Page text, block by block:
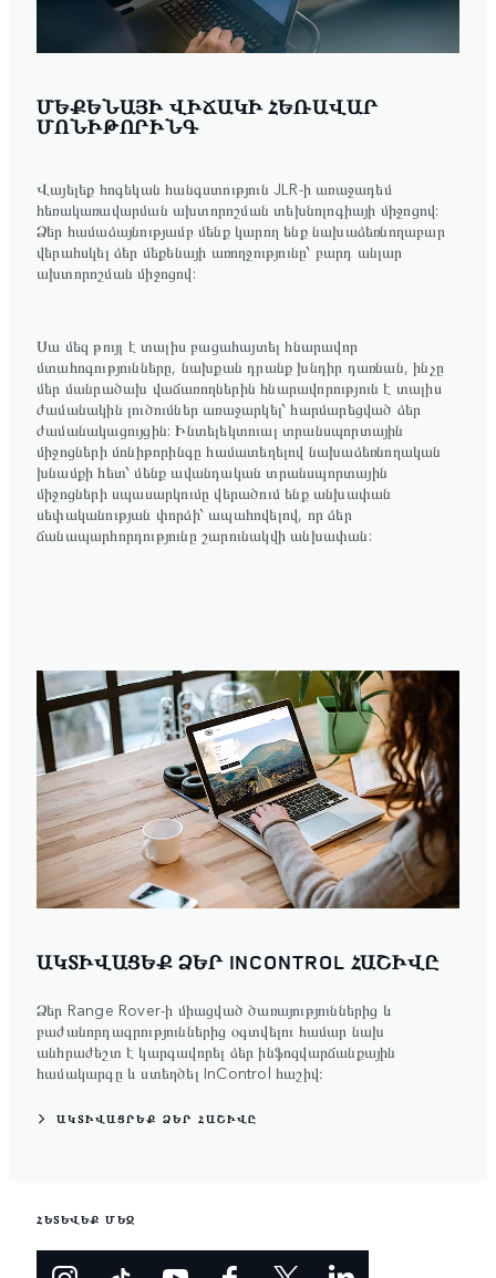
ՄԵՔԵՆԱՅԻ ՎԻՃԱԿԻ ՀԵՌԱՎԱՐ
ՄՈՆԻԹՈՐԻՆԳ
Վայելեք հոգեկան հանգստություն JLR-ի առաջադեմ
հեռակառավարման ախտորոշման տեխնոլոգիայի միջոցով:
Ձեր համաձայնությամբ մենք կարող ենք նախաձեռնողաբար
վերահսկել ձեր մեքենայի առողջությունը՝ բարդ անլար
ախտորոշման միջոցով:
Սա մեզ թույլ է տալիս բացահայտել հնարավոր
մտահոգությունները, նախքան դրանք խնդիր դառնան, ինչը
մեր մանրածախ վաճառողներին հնարավորություն է տալիս
ժամանակին լուծումներ առաջարկել՝ հարմարեցված ձեր
ժամանակացույցին: Ինտելեկտուալ տրանսպորտային
միջոցների մոնիթորինգը համատեղելով նախաձեռնողական
խնամքի հետ՝ մենք ավանդական տրանսպորտային
միջոցների սպասարկումը վերածում ենք անխափան
սեփականության փորձի՝ ապահովելով, որ ձեր
ճանապարհորդությունը շարունակվի անխափան:
ԱԿՏԻՎԱՑԵՔ ՁԵՐ INCONTROL ՀԱՇԻՎԸ
Ձեր Range Rover-ի միացված ծառայություններից և
բաժանորդագրություններից օգտվելու համար նախ
անհրաժեշտ է կարգավորել ձեր ինֆոզվարճանքային
համակարգը և ստեղծել InControl հաշիվ։
ԱԿՏԻՎԱՑՐԵՔ ՁԵՐ ՀԱՇԻՎԸ
ՀԵՏԵՎԵՔ ՄԵԶ